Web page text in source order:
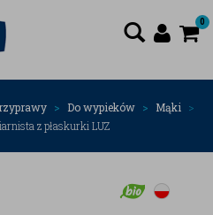
0
Do wypieków
Mąki
z płaskurki LUZ